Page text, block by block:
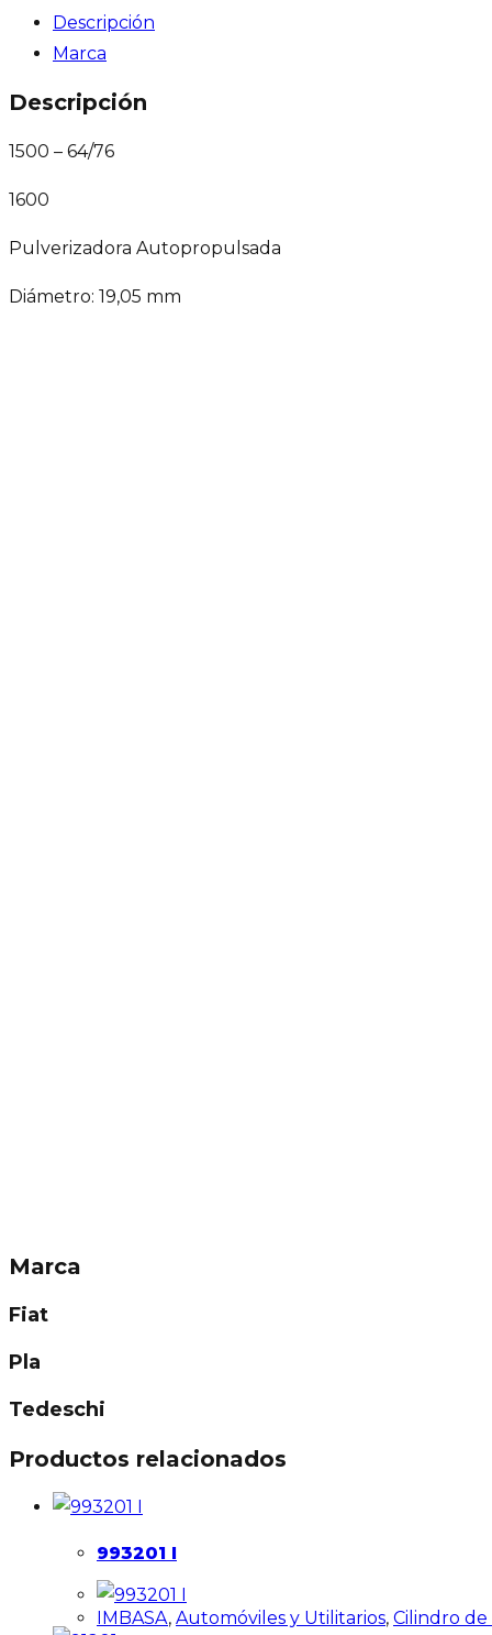
Descripción
Marca
Descripción
1500 – 64/76
1600
Pulverizadora Autopropulsada
Diámetro: 19,05 mm
Marca
Fiat
Pla
Tedeschi
Productos relacionados
993201 I
IMBASA, Automóviles y Utilitarios, Cilindro